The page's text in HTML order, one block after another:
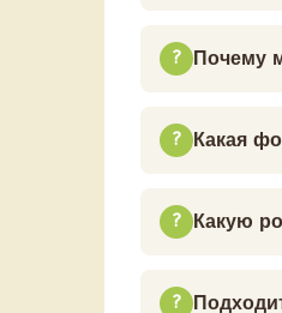
Почему
Какая
Какую